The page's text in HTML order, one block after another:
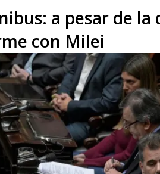
a pesar de
con Milei